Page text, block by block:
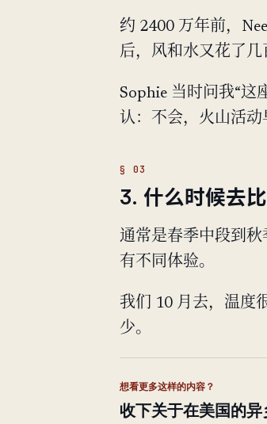
约 2400 万年前，
后，风和水又花了几
Sophie 当时问我“这
认：不会，火山活动
3. 什么时候去比
通常是春季中段到
有不同体验。
我们 10 月去，温度
少。
想看更多这样的内容？
收下关于在美国的异